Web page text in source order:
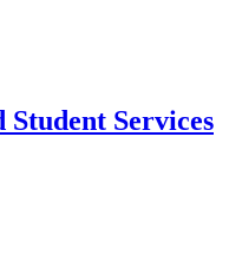
Services